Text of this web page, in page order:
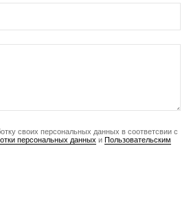
своих персональных данных в соответсвии с
персональных данных и Пользовательским